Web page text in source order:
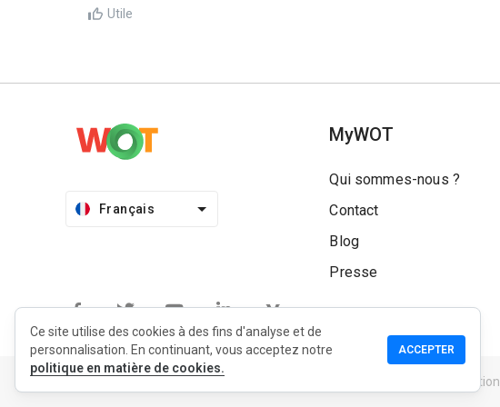
Utile
Français
MyWOT
Qui sommes-nous ?
Contact
Blog
Presse
Conditions d'utilisation
Ce site utilise des cookies à des fins d'analyse et de
personnalisation. En continuant, vous acceptez notre
politique en matière de cookies.
ACCEPTER